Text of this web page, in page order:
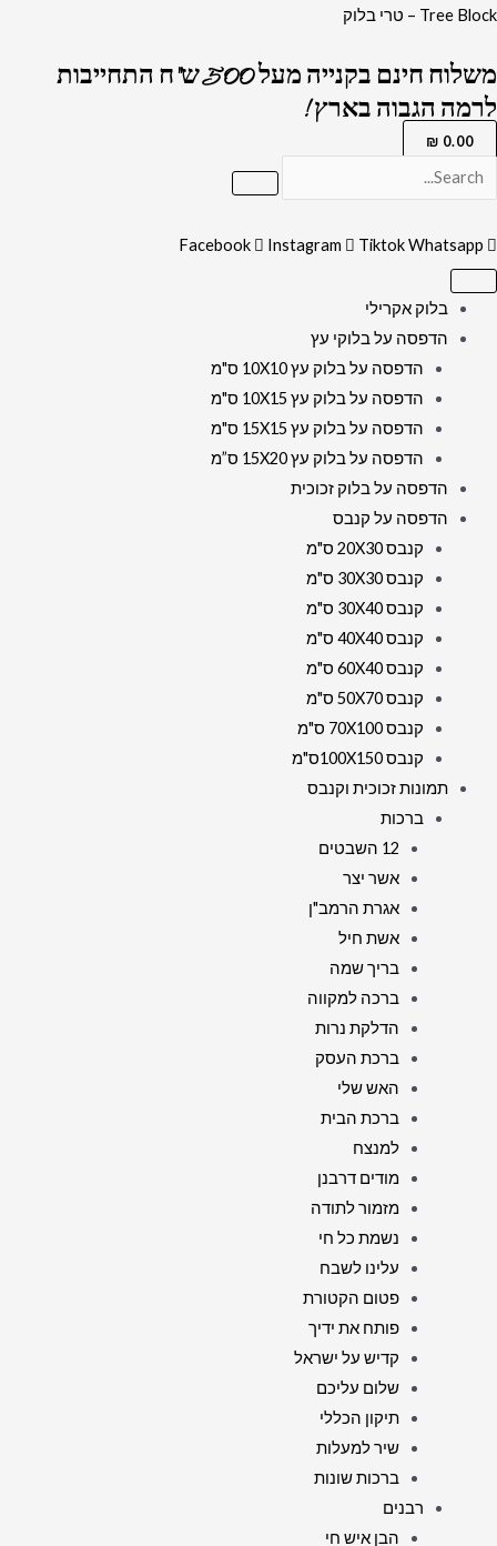
דילוג
Tree Block – טרי בלוק
משלוח חינם בקנייה מעל 500 ש"ח התחייבות
לרמה הגבוה בארץ !
0.00
₪
Facebook Instagram TiktokWhatsapp
בלוק אקרילי
הדפסה על בלוקי עץ
הדפסה על בלוק עץ 10X10 ס"מ
הדפסה על בלוק עץ 10X15 ס"מ
הדפסה על בלוק עץ 15X15 ס"מ
הדפסה על בלוק עץ 15X20 ס”מ
הדפסה על בלוק זכוכית
הדפסה על קנבס
קנבס 20X30 ס"מ
קנבס 30X30 ס"מ
קנבס 30X40 ס"מ
קנבס 40X40 ס"מ
קנבס 60X40 ס"מ
קנבס 50X70 ס"מ
קנבס 70X100 ס"מ
קנבס 100X150ס"מ
תמונות זכוכית וקנבס
ברכות
12 השבטים
אשר יצר
אגרת הרמב"ן
אשת חיל
בריך שמה
ברכה למקווה
הדלקת נרות
ברכת העסק
האש שלי
ברכת הבית
למנצח
מודים דרבנן
מזמור לתודה
נשמת כל חי
עלינו לשבח
פטום הקטורת
פותח את ידיך
קדיש על ישראל
שלום עליכם
תיקון הכללי
שיר למעלות
ברכות שונות
רבנים
הבן איש חי
כמות
5420
-
ציור
בר
על
קנבס
זכוכית
מחוסמת